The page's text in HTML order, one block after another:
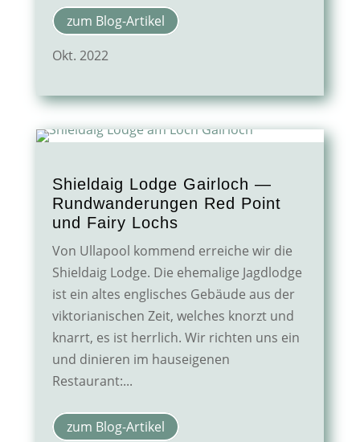
zum Blog-Artikel
Okt. 2022
Shieldaig Lodge Gairloch —
Rundwanderungen Red Point
und Fairy Lochs
Von Ullapool kommend erreiche wir die
Shieldaig Lodge. Die ehemalige Jagdlodge
ist ein altes englisches Gebäude aus der
viktorianischen Zeit, welches knorzt und
knarrt, es ist herrlich. Wir richten uns ein
und dinieren im hauseigenen
Restaurant:...
zum Blog-Artikel